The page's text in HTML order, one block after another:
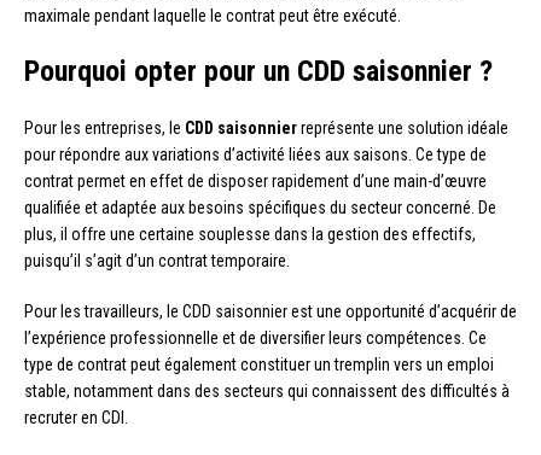
maximale pendant laquelle le contrat peut être exécuté.
Pourquoi opter pour un CDD saisonnier ?
Pour les entreprises, le CDD saisonnierreprésente une solution idéale
pour répondre aux variations d’activité liées aux saisons. Ce type de
contrat permet en effet de disposer rapidement d’une main-d’œuvre
qualifiée et adaptée aux besoins spécifiques du secteur concerné. De
plus, il offre une certaine souplesse dans la gestion des effectifs,
puisqu’il s’agit d’un contrat temporaire.
Pour les travailleurs, le CDD saisonnier est une opportunité d’acquérir de
l’expérience professionnelle et de diversifier leurs compétences. Ce
type de contrat peut également constituer un tremplin vers un emploi
stable, notamment dans des secteurs qui connaissent des difficultés à
recruter en CDI.